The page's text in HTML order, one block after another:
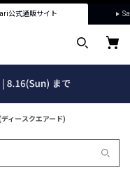
公式通販サイト
ィースクエアード)